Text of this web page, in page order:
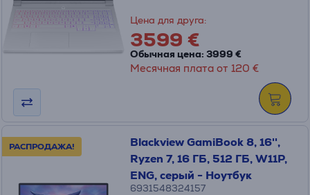
Цена для друга:
3599 €
Обычная цена: 3999 €
Месячная плата от 120 €
РАСПРОДАЖА!
Blackview GamiBook 8, 16'',
Ryzen 7, 16 ГБ, 512 ГБ, W11P,
ENG, серый - Ноутбук
6931548324157